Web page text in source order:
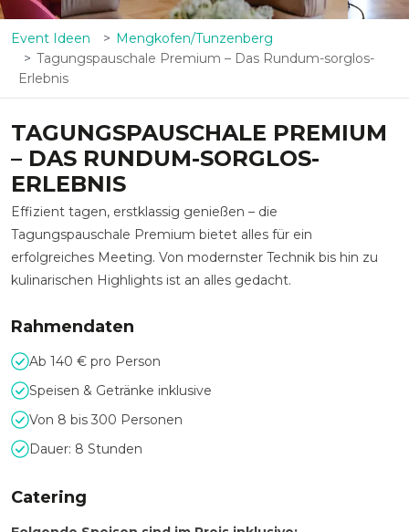
Event Ideen
Mengkofen/Tunzenberg
Tagungspauschale Premium – Das Rundum-sorglos-
Erlebnis
TAGUNGSPAUSCHALE PREMIUM
– DAS RUNDUM-SORGLOS-
ERLEBNIS
Effizient tagen, erstklassig genießen – die
Tagungspauschale Premium bietet alles für ein
erfolgreiches Meeting. Von modernster Technik bis hin zu
kulinarischen Highlights ist an alles gedacht.
Rahmendaten
Ab 140 € pro Person
Speisen & Getränke inklusive
Von 8 bis 300 Personen
Dauer: 8 Stunden
Catering